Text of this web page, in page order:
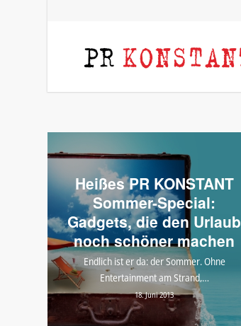
Heißes PR KONSTANT
Sommer-Special:
Gadgets, die den Urlaub
noch schöner machen
Endlich ist er da: der Sommer. Ohne
Entertainment am Strand,…
18. Juni 2013